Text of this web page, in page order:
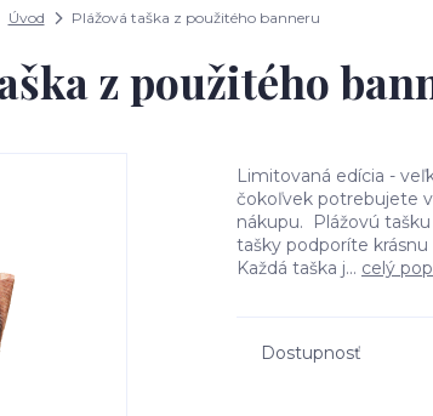
Úvod Plážová taška z použitého banneru
z použitého
Limitovaná edícia -
čokoľvek potrebujete
nákupu. Plážovú
tašky podporíte
Každá taška j... celý
Dostupnosť